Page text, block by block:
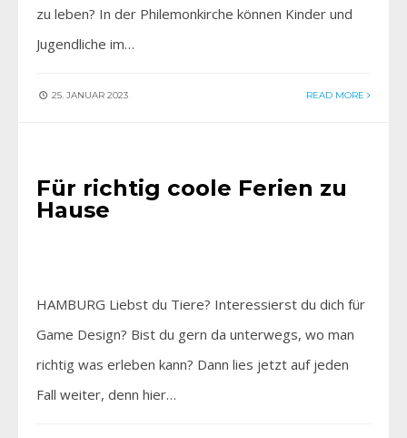
zu leben? In der Philemonkirche können Kinder und
Jugendliche im…
25. JANUAR 2023 READ MORE
Für richtig coole Ferien zu
Hause
HAMBURG Liebst du Tiere? Interessierst du dich für
Game Design? Bist du gern da unterwegs, wo man
richtig was erleben kann? Dann lies jetzt auf jeden
Fall weiter, denn hier…